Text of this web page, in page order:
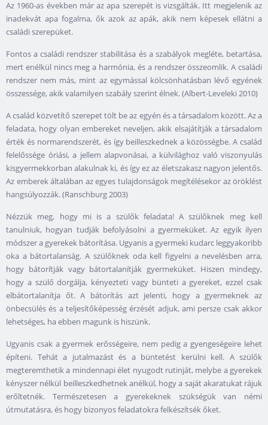
Az 1960-as években már az apa szerepét is vizsgálták. Itt megjelenik az
inadekvát apa fogalma, ők azok az apák, akik nem képesek ellátni a
családi szerepüket.
Fontos a családi rendszer stabilitása és a szabályok megléte, betartása,
mert enélkül nincs meg a harmónia, és a rendszer összeomlik. A családi
rendszer nem más, mint az egymással kölcsönhatásban lévő egyének
összessége, akik valamilyen szabály szerint élnek. (Albert-Leveleki 2010)
A család közvetítő szerepet tölt be az egyén és a társadalom között. Az a
feladata, hogy olyan embereket neveljen, akik elsajátítják a társadalom
érték és normarendszerét, és így beilleszkednek a közösségbe. A család
felelőssége óriási, a jellem alapvonásai, a külvilághoz való viszonyulás
kisgyermekkorban alakulnak ki, és így ez az életszakasz nagyon jelentős.
Az emberek általában az egyes tulajdonságok megítélésekor az öröklést
hangsúlyozzák. (Ranschburg 2003)
Nézzük meg, hogy mi is a szülők feladata! A szülőknek meg kell
tanulniuk, hogyan tudják befolyásolni a gyermeküket. Az egyik ilyen
módszer a gyerekek bátorítása. Ugyanis a gyermeki kudarc leggyakoribb
oka a bátortalanság. A szülőknek oda kell figyelni a nevelésben arra,
hogy bátorítják vagy bátortalanítják gyermeküket. Hiszen mindegy,
hogy a szülő dorgálja, kényezteti vagy bünteti a gyereket, ezzel csak
elbátortalanítja őt. A bátorítás azt jelenti, hogy a gyermeknek az
önbecsülés és a teljesítőképesség érzését adjuk, ami persze csak akkor
lehetséges, ha ebben magunk is hiszünk.
Ugyanis csak a gyermek erősségeire, nem pedig a gyengeségeire lehet
építeni. Tehát a jutalmazást és a büntetést kerülni kell. A szülők
megteremthetik a mindennapi élet nyugodt rutinját, melybe a gyerekek
kényszer nélkül beilleszkedhetnek anélkül, hogy a saját akaratukat rájuk
erőltetnék. Természetesen a gyerekeknek szükségük van némi
útmutatásra, és hogy bizonyos feladatokra felkészítsék őket.